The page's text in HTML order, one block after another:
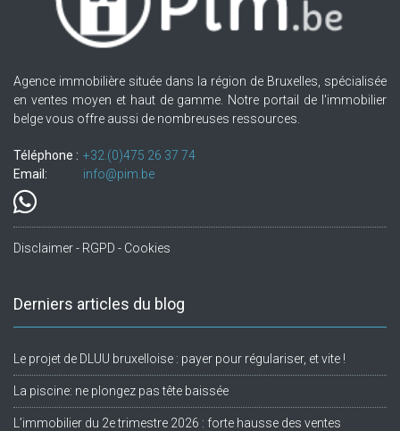
Agence immobilière située dans la région de Bruxelles, spécialisée
en ventes moyen et haut de gamme. Notre portail de l'immobilier
belge vous offre aussi de nombreuses ressources.
Téléphone : +32.(0)475 26 37 74
Email:
info@pim.be
Disclaimer - RGPD - Cookies
Derniers articles du blog
Le projet de DLUU bruxelloise : payer pour régulariser, et vite !
La piscine: ne plongez pas tête baissée
L’immobilier du 2e trimestre 2026 : forte hausse des ventes